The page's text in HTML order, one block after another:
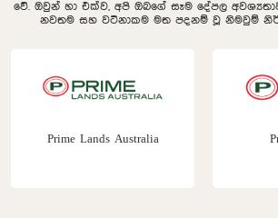
වේ. ඔවුන් හා එක්ව, අපි ඔබගේ සෑම දේපල
නවතම සහ වටිනාකම මත පදනම් වූ නිමවුම්
Prime Lands Australia